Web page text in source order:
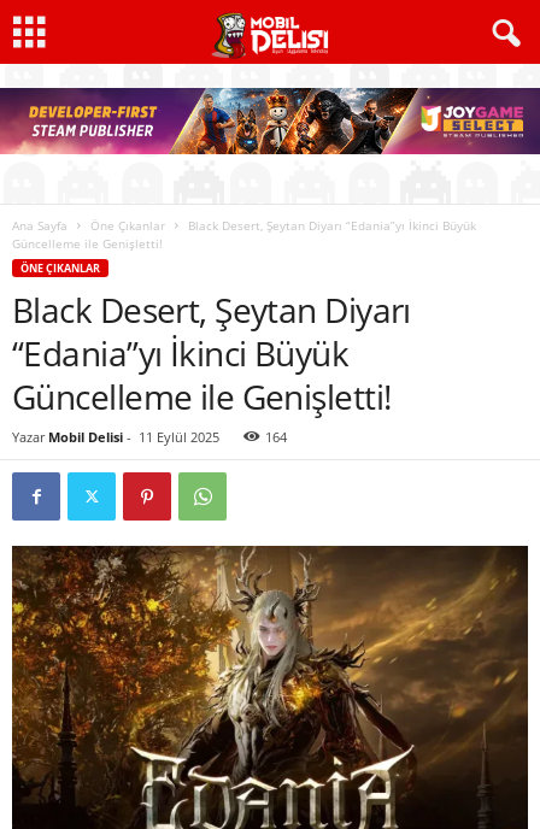
Ana Sayfa Öne Çıkanlar
Black Desert, Şeytan Diyarı “Edania”yı İkinci Büyük
Güncelleme ile Genişletti!
ÖNE ÇIKANLAR
Black Desert, Şeytan Diyarı
“Edania”yı İkinci Büyük
Güncelleme ile Genişletti!
Yazar Mobil Delisi - 11 Eylül 2025 164